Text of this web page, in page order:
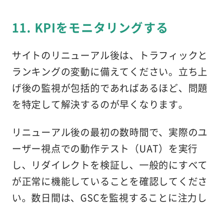
11. KPIをモニタリングする
サイトのリニューアル後は、トラフィックと
ランキングの変動に備えてください。立ち上
げ後の監視が包括的であればあるほど、問題
を特定して解決するのが早くなります。
リニューアル後の最初の数時間で、実際のユ
ーザー視点での動作テスト（UAT）を実行
し、リダイレクトを検証し、一般的にすべて
が正常に機能していることを確認してくださ
い。数日間は、GSCを監視することに注力し